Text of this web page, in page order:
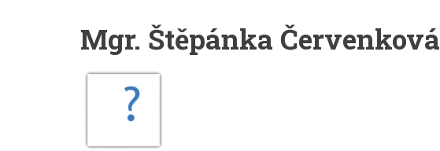
Mgr. Štěpánka Červenková